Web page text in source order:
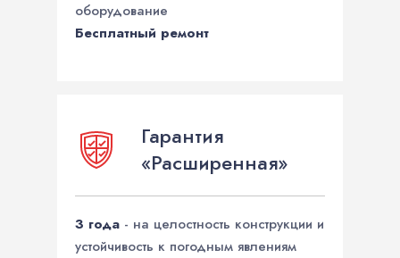
оборудование
Бесплатный ремонт
Гарантия
«Расширенная»
3 года - на целостность конструкции и
устойчивость к погодным явлениям